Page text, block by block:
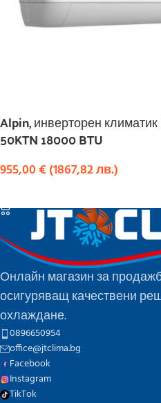
Alpin, инверторен
50KTN 18000 BTU
955,00€(1867,82лв.)
Онлайн магазин за
осигуряващ качествени
охлаждане.
0896650954
office@jtclima.bg
Facebook
Instagram
TikTok